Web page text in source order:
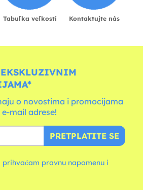
Tabuľka veľkostí Kontaktujte nás
o novostima i promocijama
mail adrese!
PRETPLATITE SE
pravnu napomenu i